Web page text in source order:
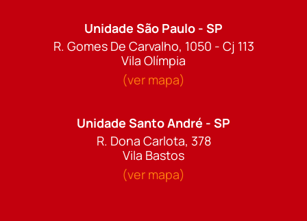
Unidade São Paulo - SP
R. Gomes De Carvalho, 1050 - Cj 113
Vila Olímpia
(ver mapa)
Unidade Santo André - SP
R. Dona Carlota, 378
Vila Bastos
(ver mapa)